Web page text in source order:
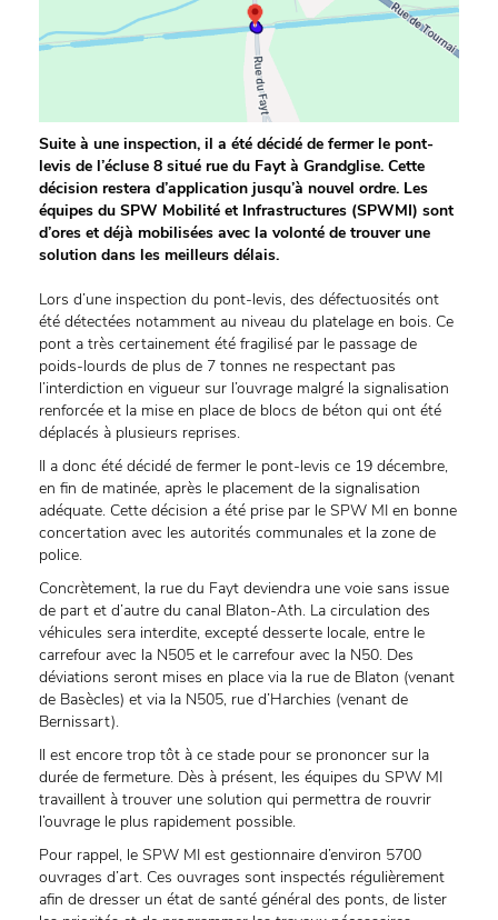
Suite à une inspection, il a été décidé de fermer le pont-
levis de l’écluse 8 situé rue du Fayt à Grandglise. Cette
décision restera d’application jusqu’à nouvel ordre. Les
équipes du SPW Mobilité et Infrastructures (SPWMI) sont
d’ores et déjà mobilisées avec la volonté de trouver une
solution dans les meilleurs délais.
Lors d’une inspection du pont-levis, des défectuosités ont
été détectées notamment au niveau du platelage en bois. Ce
pont a très certainement été fragilisé par le passage de
poids-lourds de plus de 7 tonnes ne respectant pas
l’interdiction en vigueur sur l’ouvrage malgré la signalisation
renforcée et la mise en place de blocs de béton qui ont été
déplacés à plusieurs reprises.
Il a donc été décidé de fermer le pont-levis ce 19 décembre,
en fin de matinée, après le placement de la signalisation
adéquate. Cette décision a été prise par le SPW MI en bonne
concertation avec les autorités communales et la zone de
police.
Concrètement, la rue du Fayt deviendra une voie sans issue
de part et d’autre du canal Blaton-Ath. La circulation des
véhicules sera interdite, excepté desserte locale, entre le
carrefour avec la N505 et le carrefour avec la N50. Des
déviations seront mises en place via la rue de Blaton (venant
de Basècles) et via la N505, rue d’Harchies (venant de
Bernissart).
Il est encore trop tôt à ce stade pour se prononcer sur la
durée de fermeture. Dès à présent, les équipes du SPW MI
travaillent à trouver une solution qui permettra de rouvrir
l’ouvrage le plus rapidement possible.
Pour rappel, le SPW MI est gestionnaire d’environ 5700
ouvrages d’art. Ces ouvrages sont inspectés régulièrement
afin de dresser un état de santé général des ponts, de lister